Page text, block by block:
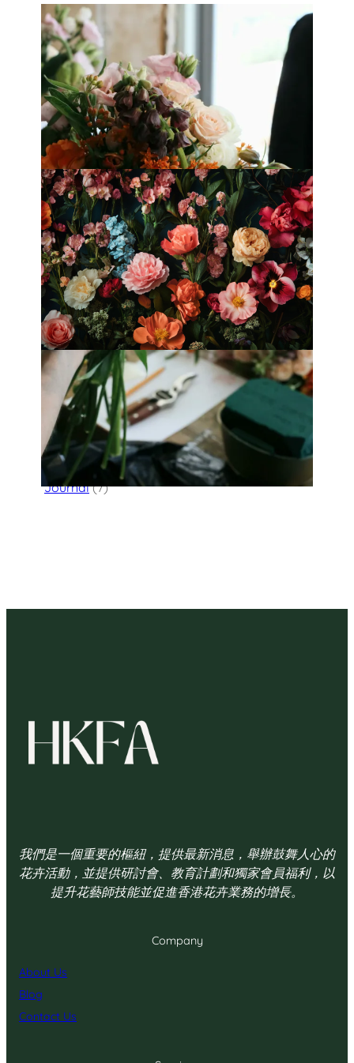
香港母親節最佳花店
Fleurology by H.：奢華花藝工作室
Categories
Flower Delivery(123)
HK Florist Directory
(30)
Journal(7)
我們是一個重要的樞紐，提供最新消息，舉辦鼓舞人心的
花卉活動，並提供研討會、教育計劃和獨家會員福利，以
提升花藝師技能並促進香港花卉業務的增長。
Company
About Us
Blog
Contact Us